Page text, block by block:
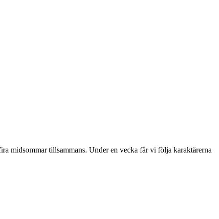
midsommar tillsammans. Under en vecka får vi följa karaktärerna